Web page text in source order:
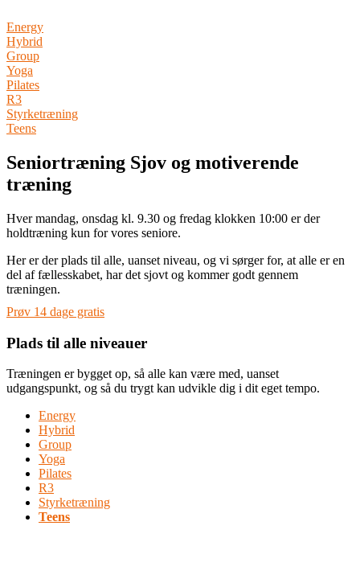
Energy
Hybrid
Group
Yoga
Pilates
R3
Styrketræning
Teens
Seniortræning Sjov og motiverende
træning
Hver mandag, onsdag kl. 9.30 og fredag klokken 10:00 er der
holdtræning kun for vores seniore.
Her er der plads til alle, uanset niveau, og vi sørger for, at alle er en
del af fællesskabet, har det sjovt og kommer godt gennem
træningen.
Prøv 14 dage gratis
Plads til alle niveauer
Træningen er bygget op, så alle kan være med, uanset
udgangspunkt, og så du trygt kan udvikle dig i dit eget tempo.
Energy
Hybrid
Group
Yoga
Pilates
R3
Styrketræning
Teens